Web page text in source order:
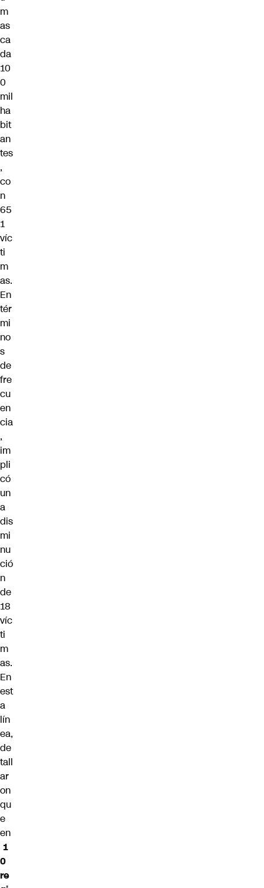
m
as
ca
da
10
0
mil
ha
bit
an
tes
,
co
n
65
1
víc
ti
m
as.
En
tér
mi
no
s
de
fre
cu
en
cia
,
im
pli
có
un
a
dis
mi
nu
ció
n
de
18
víc
ti
m
as.
En
est
a
lín
ea,
de
tall
ar
on
qu
e
en
1
0
re